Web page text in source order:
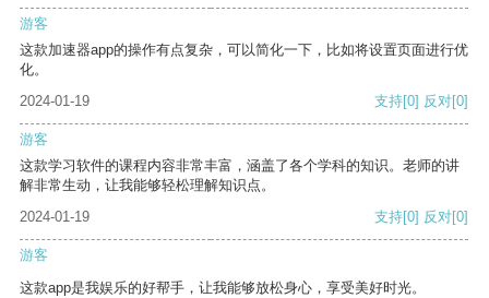
游客
这款加速器app的操作有点复杂，可以简化一下，比如将设置页面进行优
化。
2024-01-19
支持[0] 反对[0]
游客
这款学习软件的课程内容非常丰富，涵盖了各个学科的知识。老师的讲
解非常生动，让我能够轻松理解知识点。
2024-01-19
支持[0] 反对[0]
游客
这款app是我娱乐的好帮手，让我能够放松身心，享受美好时光。